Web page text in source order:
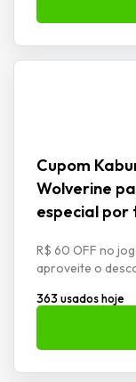
Cupom
Wolverine
especial
R$ 60 OFF no
aproveite o
363 usados hoje